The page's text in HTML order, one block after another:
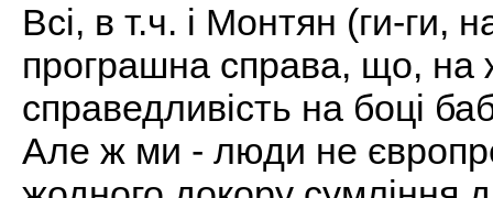
Всі, в т.ч. і Монтян (ги-ги,
програшна справа, що, на
справедливість на боці
Але ж ми - люди не